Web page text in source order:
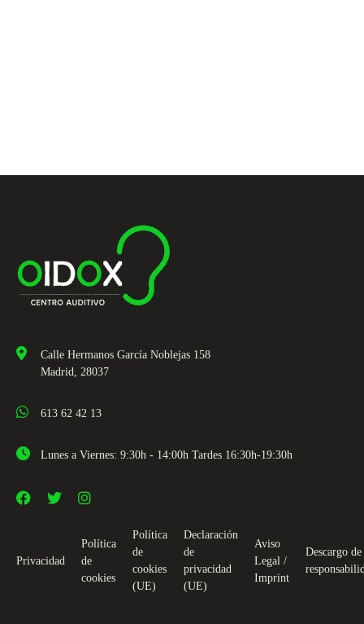
Calle Hermanos García Noblejas 158
Madrid, 28037
613 62 42 13
Lunes a Viernes: 9:30h - 14:00h Tardes 16:30h-19:30h
Privacidad
Política
de
cookies
Política
de
cookies
(UE)
Declaración
de
privacidad
(UE)
Aviso
Legal /
Imprint
Descargo de